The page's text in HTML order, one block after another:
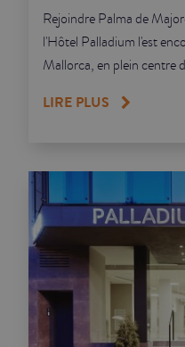
Rejoindre Palma de
l'Hôtel Palladium l'est
Mallorca, en plein centre
LIRE PLUS